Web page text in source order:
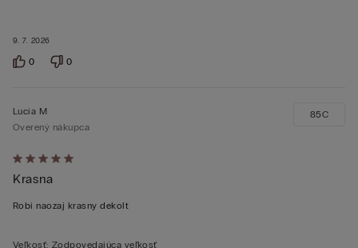
9. 7. 2026
0 0
Hodnotenie:
5
z 5
Lucia M
Overený nákupca
Krasna
Robi naozaj krasny dekolt
85C
Veľkosť: Zodpovedajúca veľkosť